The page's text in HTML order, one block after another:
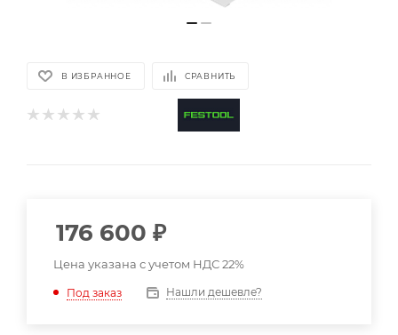
В ИЗБРАННОЕ СРАВНИТЬ
176 600 ₽
Цена указана с учетом НДС 22%
Под заказ Нашли дешевле?